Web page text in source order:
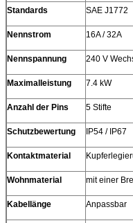
Standards SAE J1772
Nennstrom 16A / 32A
Nennspannung 240 V
Maximalleistung 7.4 kW
Anzahl der Pins 5 Stifte
Schutzbewertung IP54 / IP67
Kontaktmaterial
Wohnmaterial mit einer
Kabellänge Anpassbar